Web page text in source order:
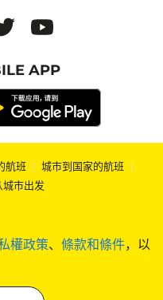
權政策、 條款和條件，以
APP
航班 | 城市到国家的航班 |
城市出发